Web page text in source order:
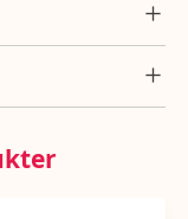
fruktossirap,
shea, raps,
fett 12,5g, mättat